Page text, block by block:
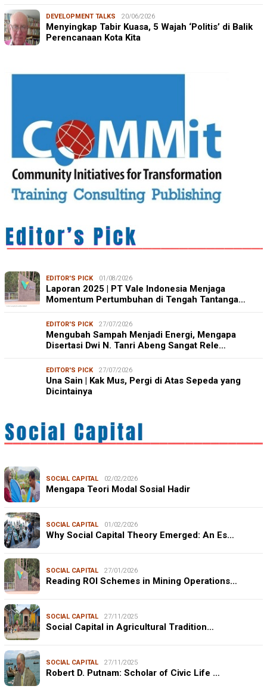
DEVELOPMENT TALKS 20/06/2026
Menyingkap Tabir Kuasa, 5 Wajah ‘Politis’ di Balik
Perencanaan Kota Kita
EDITOR'S PICK 01/08/2026
Laporan 2025 | PT Vale Indonesia Menjaga
Momentum Pertumbuhan di Tengah Tantanga…
EDITOR'S PICK 27/07/2026
Mengubah Sampah Menjadi Energi, Mengapa
Disertasi Dwi N. Tanri Abeng Sangat Rele…
EDITOR'S PICK 27/07/2026
Una Sain | Kak Mus, Pergi di Atas Sepeda yang
Dicintainya
SOCIAL CAPITAL 02/02/2026
Mengapa Teori Modal Sosial Hadir
SOCIAL CAPITAL 01/02/2026
Why Social Capital Theory Emerged: An Es…
SOCIAL CAPITAL 27/01/2026
Reading ROI Schemes in Mining Operations…
SOCIAL CAPITAL 27/11/2025
Social Capital in Agricultural Tradition…
SOCIAL CAPITAL 27/11/2025
Robert D. Putnam: Scholar of Civic Life …